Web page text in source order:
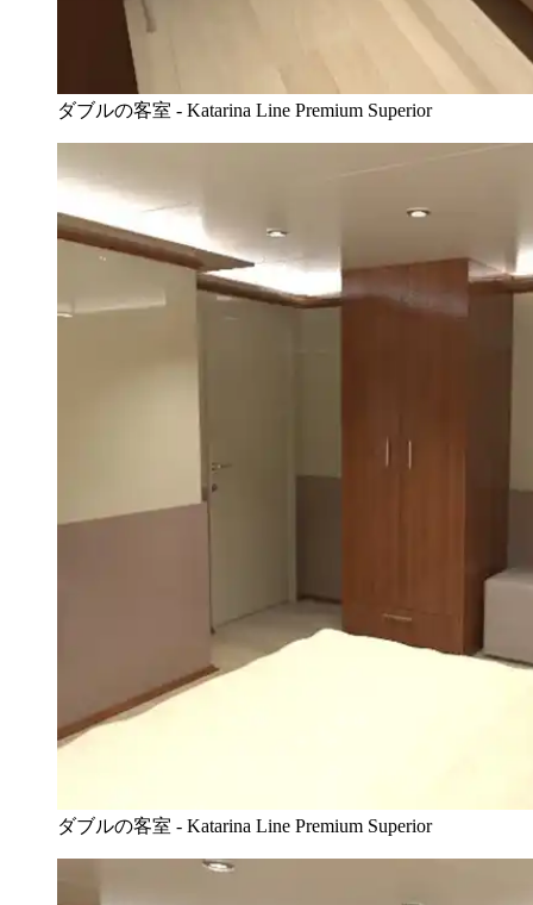
ダブルの客室 - Katarina Line Premium Superior
ダブルの客室 - Katarina Line Premium Superior